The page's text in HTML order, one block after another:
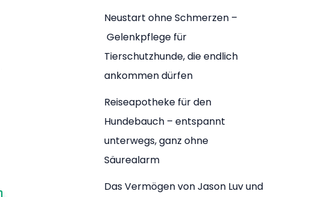
Neustart ohne Schmerzen –
Gelenkpflege für
Tierschutzhunde, die endlich
ankommen dürfen
Reiseapotheke für den
Hundebauch – entspannt
unterwegs, ganz ohne
Säurealarm
Das Vermögen von Jason Luv und